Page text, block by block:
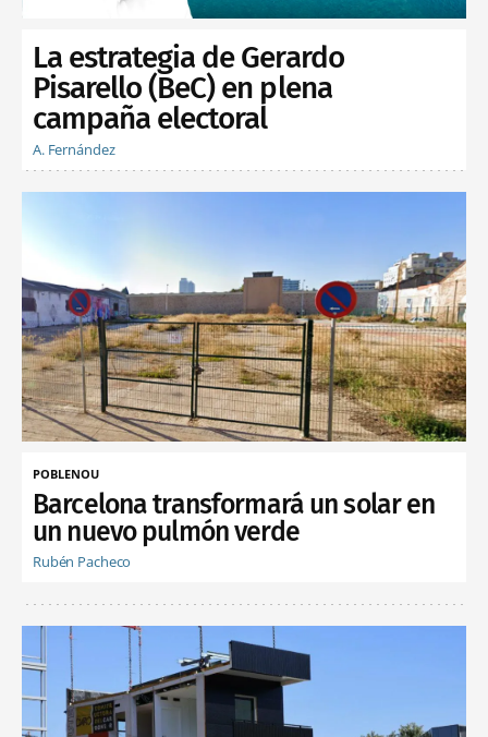
La estrategia de Gerardo
Pisarello (BeC) en plena
campaña electoral
A. Fernández
POBLENOU
Barcelona transformará un solar en
un nuevo pulmón verde
Rubén Pacheco